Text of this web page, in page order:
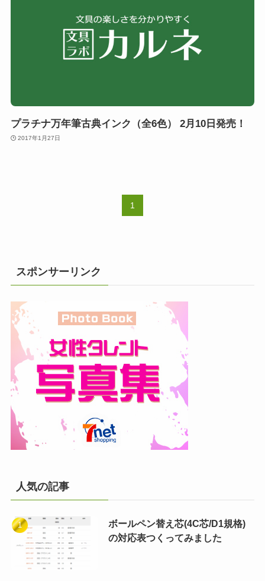
プラチナ万年筆古典インク（全6色） 2月10日発売！
2017年1月27日
1
スポンサーリンク
人気の記事
ボールペン替え芯(4C芯/D1規格)
の対応表つくってみました